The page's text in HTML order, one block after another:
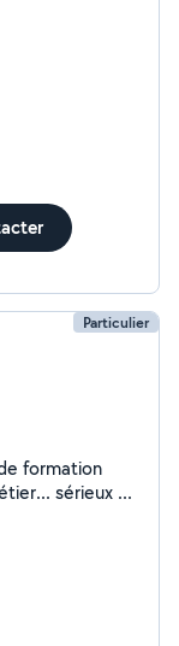
Particulier
formation
sérieux ...